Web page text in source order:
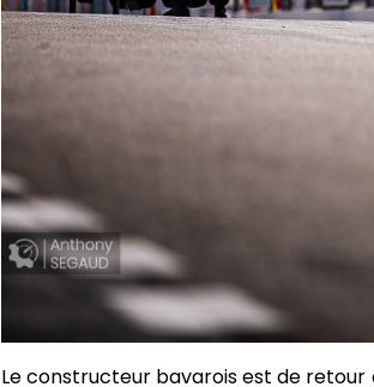
Le constructeur bavarois est de retour